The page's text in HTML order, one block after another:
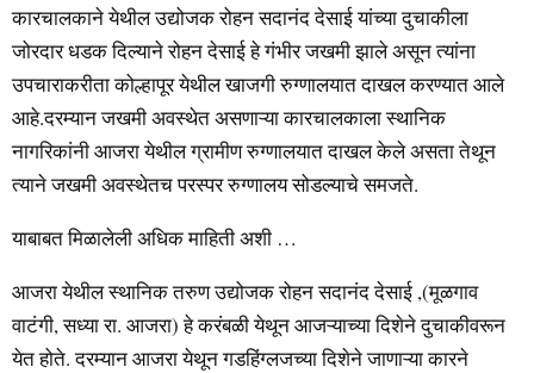
कारचालकाने येथील उद्योजक रोहन सदानंद देसाई यांच्या दुचाकीला
जोरदार धडक दिल्याने रोहन देसाई हे गंभीर जखमी झाले असून त्यांना
उपचाराकरीता कोल्हापूर येथील खाजगी रुग्णालयात दाखल करण्यात आले
आहे.दरम्यान जखमी अवस्थेत असणाऱ्या कारचालकाला स्थानिक
नागरिकांनी आजरा येथील ग्रामीण रुग्णालयात दाखल केले असता तेथून
त्याने जखमी अवस्थेतच परस्पर रुग्णालय सोडल्याचे समजते.
याबाबत मिळालेली अधिक माहिती अशी …
आजरा येथील स्थानिक तरुण उद्योजक रोहन सदानंद देसाई ,(मूळगाव
वाटंगी, सध्या रा. आजरा) हे करंबळी येथून आजऱ्याच्या दिशेने दुचाकीवरून
येत होते. दरम्यान आजरा येथून गडहिंग्लजच्या दिशेने जाणाऱ्या कारने